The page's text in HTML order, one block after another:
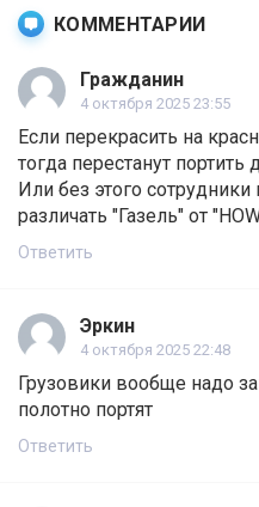
КОММЕНТАРИИ
Гражданин
4 октября 2025 23:55
Если перекрасить на
тогда перестанут
Или без этого
различать "Газель" от
Ответить
Эркин
4 октября 2025 22:48
Грузовики вообще надо
полотно портят
Ответить